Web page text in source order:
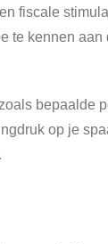
fiscale
te kennen
bepaalde
op je